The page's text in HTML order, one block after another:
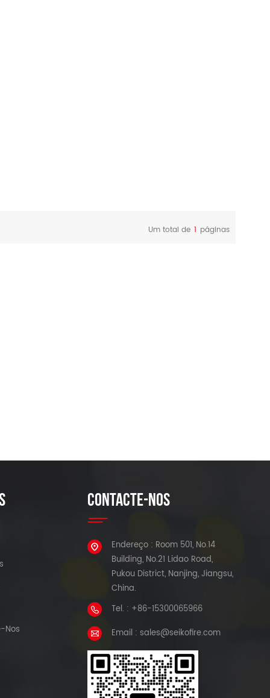
Um total de 1 páginas
Nos
CONTACTE-NOS
Endereço : Room 501, No.14
Building, No.21 Lidao Road,
Pukou District, Nanjing, Jiangsu,
China.
Tel. : +86-15300065966
Email : sales@seikofire.com